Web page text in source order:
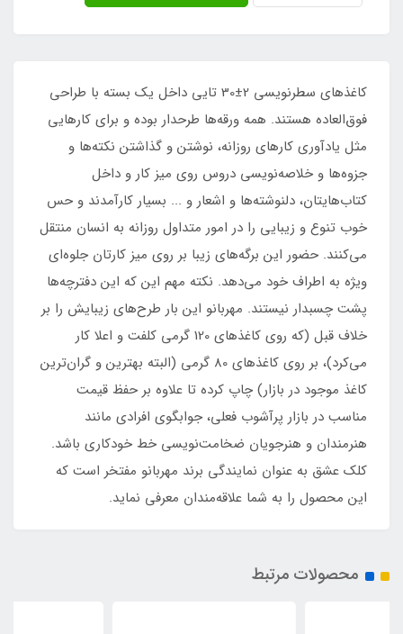
کاغذهای سطرنویسی 2±30 تایی داخل یک بسته با طراحی
فوق‌العاده هستند. همه ورقه‌ها طرحدار بوده و برای کارهایی
مثل یادآوری کارهای روزانه، نوشتن و گذاشتن نکته‌ها و
جزوه‌ها و خلاصه‌نویسی دروس روی میز کار و داخل
کتاب‌هایتان، دلنوشته‌ها و اشعار و ... بسیار کارآمدند و حس
خوب تنوع و زیبایی را در امور متداول روزانه به انسان منتقل
می‌کنند. حضور این برگه‌های زیبا بر روی میز کارتان جلوه‌ای
ویژه به اطراف خود می‌دهد. نکته مهم این که این دفترچه‌ها
پشت چسبدار نیستند. مهربانو این بار طرح‌های زیبایش را بر
خلاف قبل (که روی کاغذهای 120 گرمی کلفت و اعلا کار
می‌کرد)، بر روی کاغذهای 80 گرمی (البته بهترین و گران‌ترین
کاغذ موجود در بازار) چاپ کرده تا علاوه بر حفظ قیمت
مناسب در بازار پرآشوب فعلی، جوابگوی افرادی مانند
هنرمندان و هنرجویان ضخامت‌نویسی خط خودکاری باشد.
کلک عشق به عنوان نمایندگی برند مهربانو مفتخر است که
این محصول را به شما علاقه‌مندان معرفی نماید.
محصولات مرتبط